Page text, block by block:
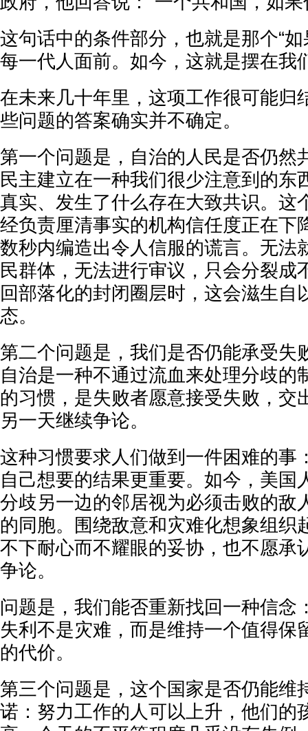
这句话中的条件部分，也就是那个“
每一代人面前。如今，这就是摆在我
在未来几十年里，这项工作很可能归
些问题的答案确实并不确定。
第一个问题是，自治的人民是否仍然
民主建立在一种我们很少注意到的东
真实、发生了什么存在大致共识。这
经负责厘清事实的机构信任度正在下
数秒内编造出令人信服的谎言。无法
民群体，无法进行审议，只会分裂成
回部落化的封闭圈层时，这会滋生自
态。
第二个问题是，我们是否仍能承受失
自治是一种不通过流血来处理分歧的
的习惯，是失败者愿意接受失败，交
另一天继续争论。
这种习惯要求人们做到一件困难的事
自己想要的结果更重要。如今，美国
分歧另一边的邻居视为必须击败的敌
的同胞。围绕敌意和灾难化想象组织
不下耐心而不耀眼的妥协，也不愿承
争论。
问题是，我们能否重新找回一种信念
失利不是灾难，而是维持一个值得保
的代价。
第三个问题是，这个国家是否仍能维
诺：努力工作的人可以上升，他们的